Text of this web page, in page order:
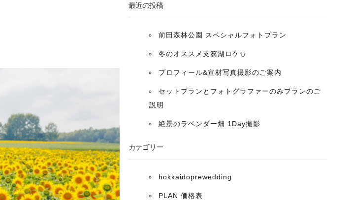
最近の投稿
前田森林公園 スペシャルフォトプラン
冬のオススメ支笏湖ロケ⛄️
プロフィール&宣材写真撮影のご案内
セットプランとフォトグラファーのみプランのご
説明
絶景のラベンダー畑 1Day撮影
カテゴリー
hokkaidoprewedding
PLAN 価格表